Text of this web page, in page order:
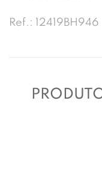
Ref.: 12419BH946